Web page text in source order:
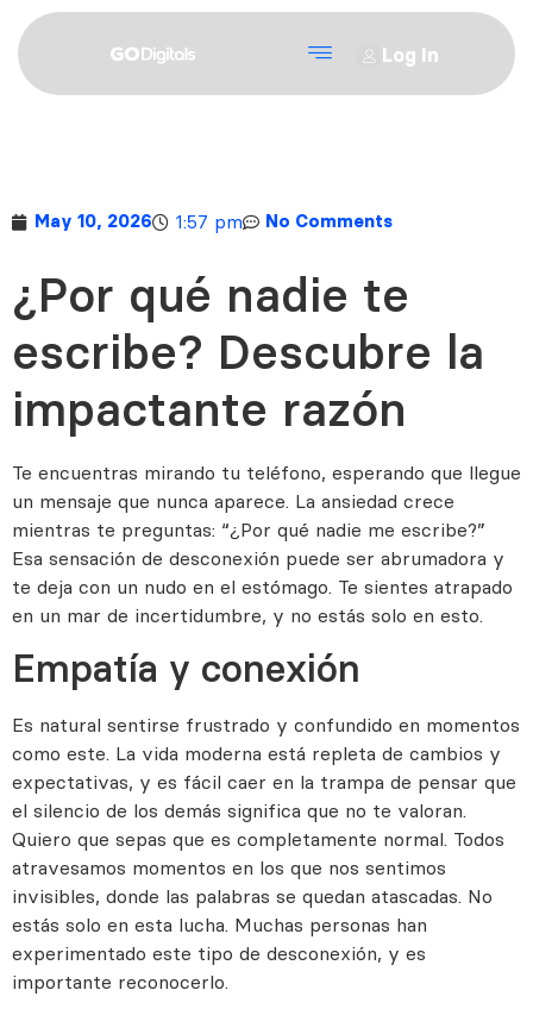
Log In
May 10, 2026 1:57 pm No Comments
¿Por qué nadie te
escribe? Descubre la
impactante razón
Te encuentras mirando tu teléfono, esperando que llegue
un mensaje que nunca aparece. La ansiedad crece
mientras te preguntas: “¿Por qué nadie me escribe?”
Esa sensación de desconexión puede ser abrumadora y
te deja con un nudo en el estómago. Te sientes atrapado
en un mar de incertidumbre, y no estás solo en esto.
Empatía y conexión
Es natural sentirse frustrado y confundido en momentos
como este. La vida moderna está repleta de cambios y
expectativas, y es fácil caer en la trampa de pensar que
el silencio de los demás significa que no te valoran.
Quiero que sepas que es completamente normal. Todos
atravesamos momentos en los que nos sentimos
invisibles, donde las palabras se quedan atascadas. No
estás solo en esta lucha. Muchas personas han
experimentado este tipo de desconexión, y es
importante reconocerlo.